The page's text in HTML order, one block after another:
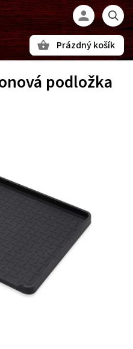
Prázdný košík
podložka